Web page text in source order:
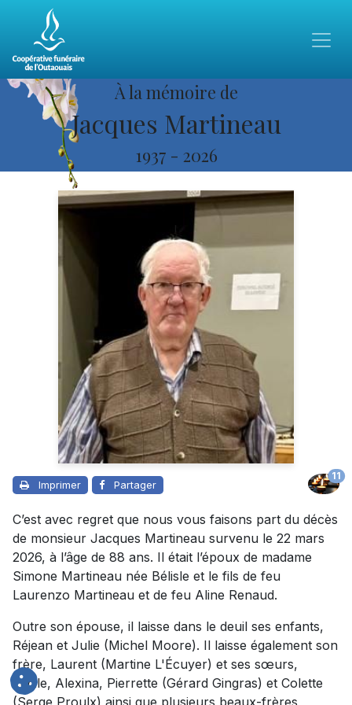
À la mémoire de
Jacques Martineau
1937 - 2026
Imprimer Partager
11
C’est avec regret que nous vous faisons part du décès
de monsieur Jacques Martineau survenu le 22 mars
2026, à l’âge de 88 ans. Il était l’époux de madame
Simone Martineau née Bélisle et le fils de feu
Laurenzo Martineau et de feu Aline Renaud.
Outre son épouse, il laisse dans le deuil ses enfants,
Réjean et Julie (Michel Moore). Il laisse également son
frère, Laurent (Martine L'Écuyer) et ses sœurs,
Lucile, Alexina, Pierrette (Gérard Gingras) et Colette